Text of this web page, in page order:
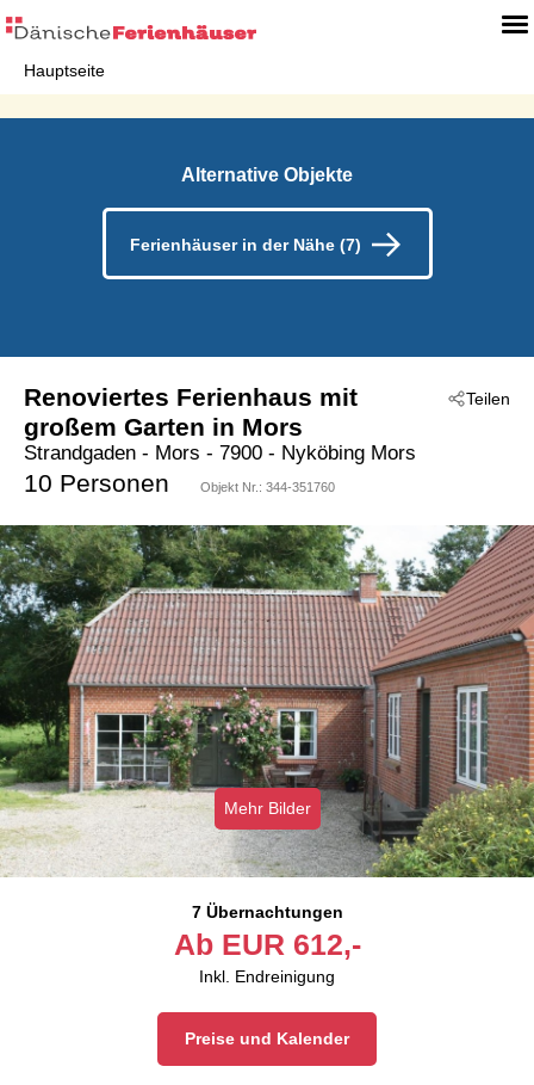
Hauptseite
Alternative Objekte
Ferienhäuser in der Nähe (7)
Teilen
Renoviertes Ferienhaus mit
großem Garten in Mors
Strandgaden - Mors - 7900 - Nyköbing Mors
10 Personen Objekt Nr.: 344-351760
Mehr Bilder
7 Übernachtungen
Ab EUR 612,-
Inkl. Endreinigung
Preise und Kalender